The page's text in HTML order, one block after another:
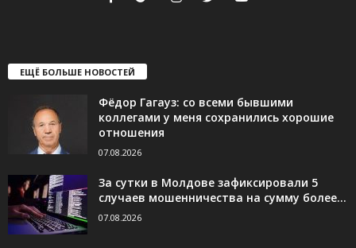
ЕЩЁ БОЛЬШЕ НОВОСТЕЙ
Фёдор Гагауз: со всеми бывшими
коллегами у меня сохранились хорошие
отношения
07.08.2026
За сутки в Молдове зафиксировали 5
случаев мошенничества на сумму более...
07.08.2026